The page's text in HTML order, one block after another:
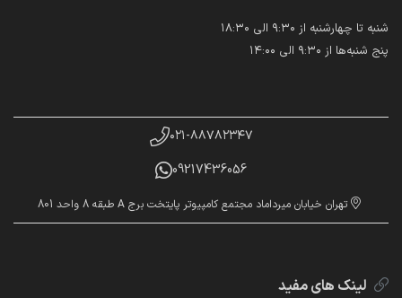
شنبه تا چهارشنبه از ۹:۳۰ الی ۱۸:۳۰
پنج شنبه‌ها از ۹:۳۰ الی ۱۴:۰۰
۰۲۱-۸۸۷۸۲۳۴۷
09217436056
تهران خیابان میرداماد مجتمع کامپیوتر پایتخت برج A طبقه 8 واحد 801
لینک های مفید